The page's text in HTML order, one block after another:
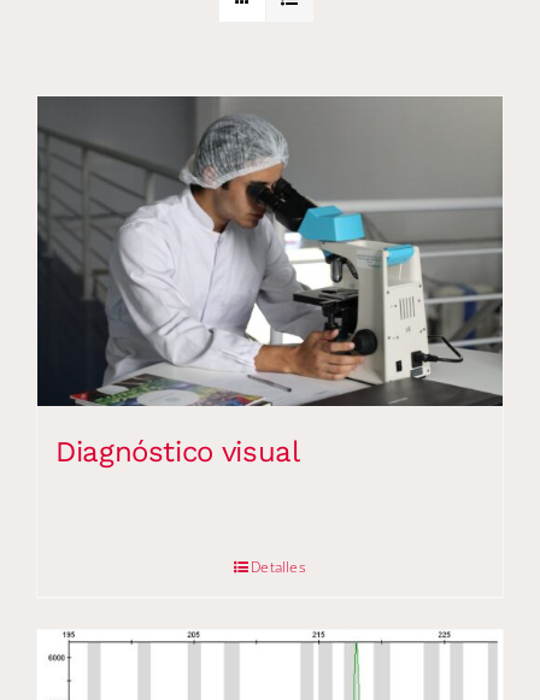
Diagnóstico visual
Detalles